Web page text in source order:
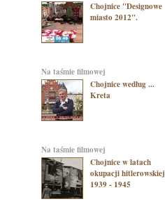
Chojnice "Designowe
miasto 2012".
na taśmie filmowej
Chojnice według ...
Kreta
na taśmie filmowej
Chojnice w latach
okupacji hitlerowskiej
1939 - 1945